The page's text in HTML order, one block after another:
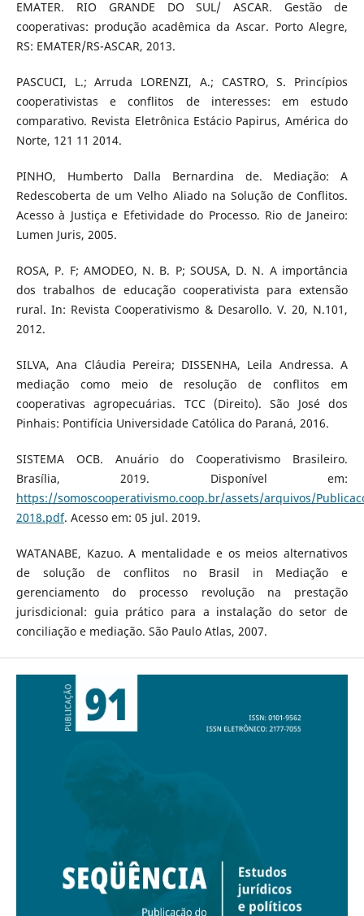
EMATER. RIO GRANDE DO SUL/ ASCAR. Gestão de
cooperativas: produção acadêmica da Ascar. Porto Alegre,
RS: EMATER/RS-ASCAR, 2013.
PASCUCI, L.; Arruda LORENZI, A.; CASTRO, S. Princípios
cooperativistas e conflitos de interesses: em estudo
comparativo. Revista Eletrônica Estácio Papirus, América do
Norte, 121 11 2014.
PINHO, Humberto Dalla Bernardina de. Mediação: A
Redescoberta de um Velho Aliado na Solução de Conflitos.
Acesso à Justiça e Efetividade do Processo. Rio de Janeiro:
Lumen Juris, 2005.
ROSA, P. F; AMODEO, N. B. P; SOUSA, D. N. A importância
dos trabalhos de educação cooperativista para extensão
rural. In: Revista Cooperativismo & Desarollo. V. 20, N.101,
2012.
SILVA, Ana Cláudia Pereira; DISSENHA, Leila Andressa. A
mediação como meio de resolução de conflitos em
cooperativas agropecuárias. TCC (Direito). São José dos
Pinhais: Pontifícia Universidade Católica do Paraná, 2016.
SISTEMA OCB. Anuário do Cooperativismo Brasileiro.
Brasília, 2019. Disponível em:
https://somoscooperativismo.coop.br/assets/arquivos/
2018.pdf. Acesso em: 05 jul. 2019.
WATANABE, Kazuo. A mentalidade e os meios alternativos
de solução de conflitos no Brasil in Mediação e
gerenciamento do processo revolução na prestação
jurisdicional: guia prático para a instalação do setor de
conciliação e mediação. São Paulo Atlas, 2007.